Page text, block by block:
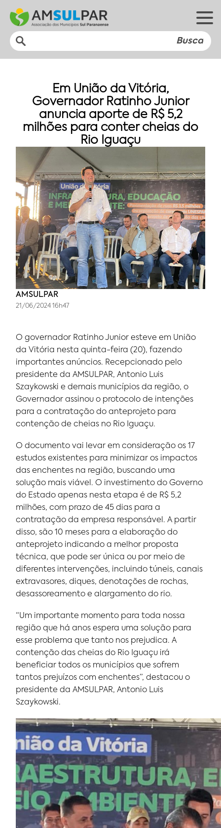
Em União da Vitória,
Governador Ratinho Junior
anuncia aporte de R$ 5,2
milhões para conter cheias do
Rio Iguaçu
AMSULPAR
21/06/2024 16h47
O governador Ratinho Junior esteve em União
da Vitória nesta quinta-feira (20), fazendo
importantes anúncios. Recepcionado pelo
presidente da AMSULPAR, Antonio Luis
Szaykowski e demais municípios da região, o
Governador assinou o protocolo de intenções
para a contratação do anteprojeto para
contenção de cheias no Rio Iguaçu.
O documento vai levar em consideração os 17
estudos existentes para minimizar os impactos
das enchentes na região, buscando uma
solução mais viável. O investimento do Governo
do Estado apenas nesta etapa é de R$ 5,2
milhões, com prazo de 45 dias para a
contratação da empresa responsável. A partir
disso, são 10 meses para a elaboração do
anteprojeto indicando a melhor proposta
técnica, que pode ser única ou por meio de
diferentes intervenções, incluindo túneis, canais
extravasores, diques, denotações de rochas,
desassoreamento e alargamento do rio.
“Um importante momento para toda nossa
região que há anos espera uma solução para
esse problema que tanto nos prejudica. A
contenção das cheias do Rio Iguaçu irá
beneficiar todos os municípios que sofrem
tantos prejuízos com enchentes”, destacou o
presidente da AMSULPAR, Antonio Luis
Szaykowski.